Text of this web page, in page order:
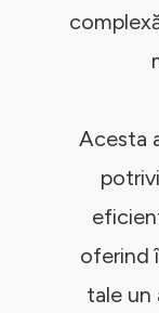
Acesta
oferind
tale un